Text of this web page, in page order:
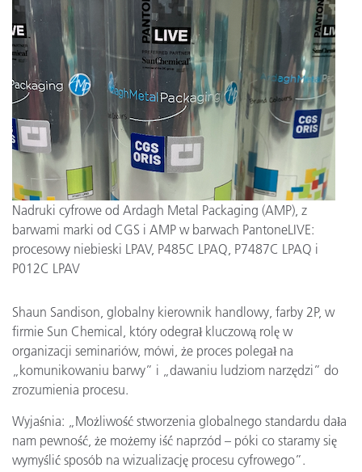
Nadruki cyfrowe od Ardagh Metal Packaging (AMP), z
barwami marki od CGS i AMP w barwach PantoneLIVE:
procesowy niebieski LPAV, P485C LPAQ, P7487C LPAQ i
P012C LPAV
Shaun Sandison, globalny kierownik handlowy, farby 2P, w
firmie Sun Chemical, który odegrał kluczową rolę w
organizacji seminariów, mówi, że proces polegał na
„komunikowaniu barwy” i „dawaniu ludziom narzędzi” do
zrozumienia procesu.
Wyjaśnia: „Możliwość stworzenia globalnego standardu dała
nam pewność, że możemy iść naprzód – póki co staramy się
wymyślić sposób na wizualizację procesu cyfrowego”.